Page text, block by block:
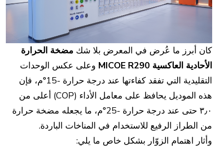
كان أبرز ما عُرض في المعرض بلا شك مضخة الحرارة
الأحادية العاكسية MICOE R290
وعلى عكس الوحدات
التقليدية التي تفقد كفاءتها عند درجة حرارة -15°م، فإن
هذه الموديل يحافظ على معامل الأداء (COP) أعلى من
٣٫٠ حتى عند درجة حرارة -25°م، ما يجعله مضخة حرارة
من الطراز الرفيع للاستخدام في المناخات الباردة.
وأثار اهتمام الزوّار بشكل خاص ما يلي: